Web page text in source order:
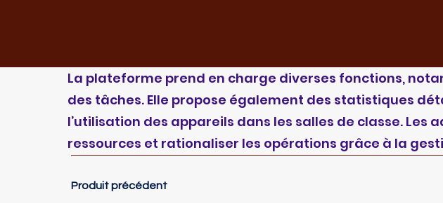
La plateforme prend en charge diverses fonctions,
des tâches. Elle propose également des statistiques
l’utilisation des appareils dans les salles de classe.
ressources et rationaliser les opérations grâce à la
Produit précédent